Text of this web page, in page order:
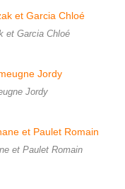
et Garcia Chloé
Jordy
et Paulet Romain